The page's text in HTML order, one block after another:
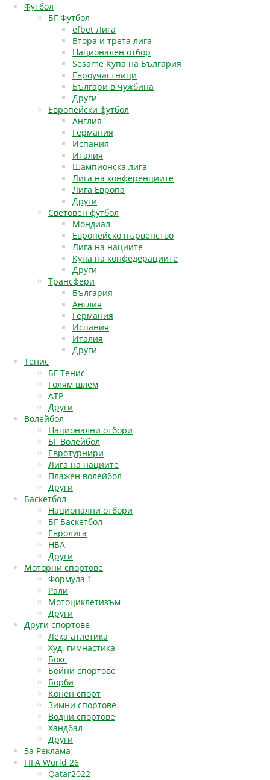
Футбол
БГ Футбол
efbet Лига
Втора и трета лига
Национален отбор
Sesame Купа на България
Евроучастници
Българи в чужбина
Други
Европейски футбол
Англия
Германия
Испания
Италия
Шампионска лига
Лига на конференциите
Лига Европа
Други
Световен футбол
Мондиал
Европейско първенство
Лига на нациите
Купа на конфедерациите
Други
Трансфери
България
Англия
Германия
Испания
Италия
Други
Тенис
БГ Тенис
Голям шлем
АТР
Други
Волейбол
Национални отбори
БГ Волейбол
Евротурнири
Лига на нациите
Плажен волейбол
Други
Баскетбол
Национални отбори
БГ Баскетбол
Евролига
НБА
Други
Моторни спортове
Формула 1
Рали
Мотоциклетизъм
Други
Други спортове
Лека атлетика
Худ. гимнастика
Бокс
Бойни спортове
Борба
Конен спорт
Зимни спортове
Водни спортове
Хандбал
Други
За Реклама
FIFA World 26
Qatar2022